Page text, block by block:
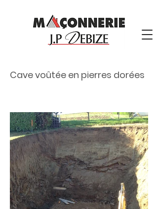
Cave voûtée en pierres dorées